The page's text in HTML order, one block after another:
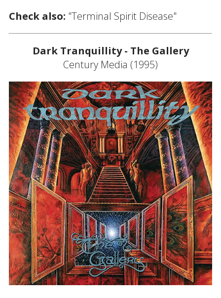
Check also: "Terminal Spirit Disease"
Dark Tranquillity - The Gallery
Century Media (1995)